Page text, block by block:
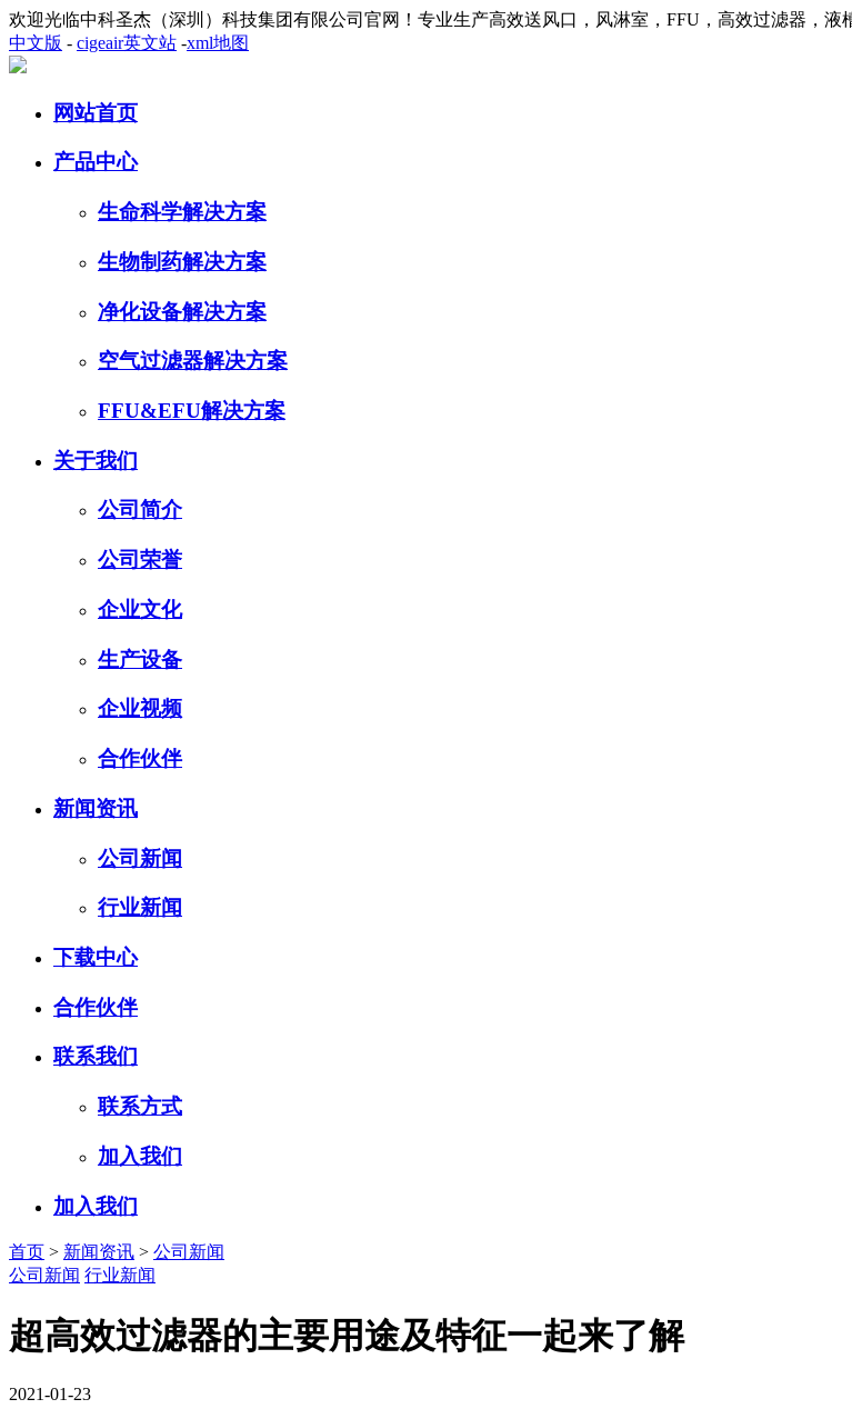
欢迎光临中科圣杰（深圳）科技集团有限公司官网！专业生产高效送风口，风淋室，FFU，高效过滤器，
中文版 - cigeair英文站 -xml地图
网站首页
产品中心
生命科学解决方案
生物制药解决方案
净化设备解决方案
空气过滤器解决方案
FFU&EFU解决方案
关于我们
公司简介
公司荣誉
企业文化
生产设备
企业视频
合作伙伴
新闻资讯
公司新闻
行业新闻
下载中心
合作伙伴
联系我们
联系方式
加入我们
加入我们
首页 > 新闻资讯 > 公司新闻
公司新闻 行业新闻
超高效过滤器的主要用途及特征一起来了解
2021-01-23